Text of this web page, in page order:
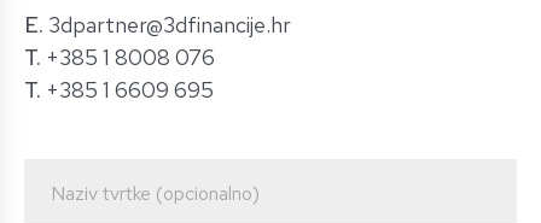
E. 3dpartner@3dfinancije.hr​
T. +385 1 8008 076
T. +385 1 6609 695